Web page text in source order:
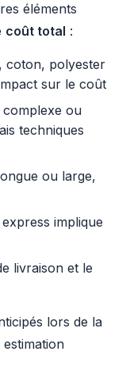
éléments
coût total :
coton, polyester
sur le coût
complexe ou
techniques
ou large,
implique
livraison et le
lors de la
estimation